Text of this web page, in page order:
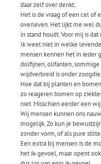
daar zelf over denkt.
Het is de vraag of een cel of
overleven. Het lijkt me wel
in stand houdt. Voor mij is
Ik weet niet in welke
mensen kennen het in ieder
dolfijnen, olifanten,
wijdverbreid is onder
Hoe dat bij planten en
zo reageren bomen op
niet. Misschien eerder een
Wij mensen kunnen ons
mogelijk. Zo kun je
zonder vorm, of als pure
Een extra bij mensen is de
het ik-gevoel, maar opent